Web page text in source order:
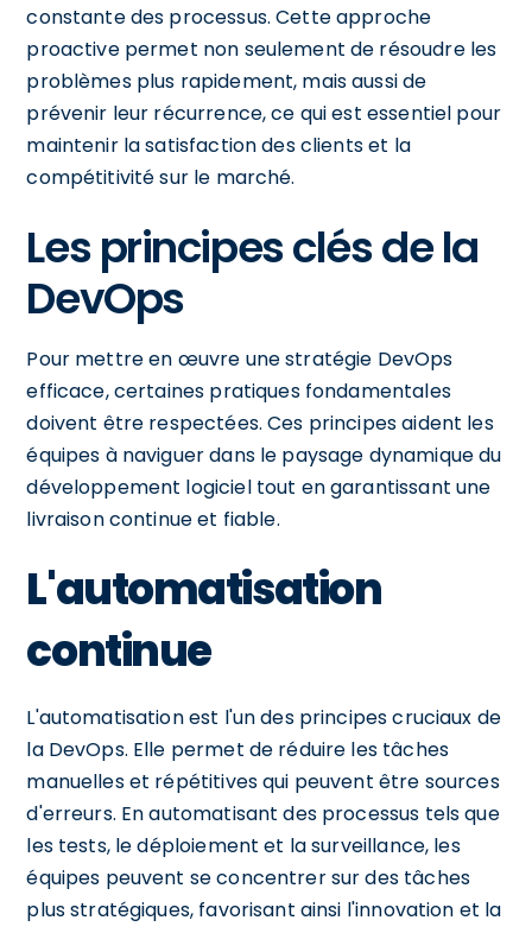
constante des processus. Cette approche
proactive permet non seulement de résoudre les
problèmes plus rapidement, mais aussi de
prévenir leur récurrence, ce qui est essentiel pour
maintenir la satisfaction des clients et la
compétitivité sur le marché.
Les principes clés de la
DevOps
Pour mettre en œuvre une stratégie DevOps
efficace, certaines pratiques fondamentales
doivent être respectées. Ces principes aident les
équipes à naviguer dans le paysage dynamique du
développement logiciel tout en garantissant une
livraison continue et fiable.
L'automatisation
continue
L'automatisation est l'un des principes cruciaux de
la DevOps. Elle permet de réduire les tâches
manuelles et répétitives qui peuvent être sources
d'erreurs. En automatisant des processus tels que
les tests, le déploiement et la surveillance, les
équipes peuvent se concentrer sur des tâches
plus stratégiques, favorisant ainsi l'innovation et la